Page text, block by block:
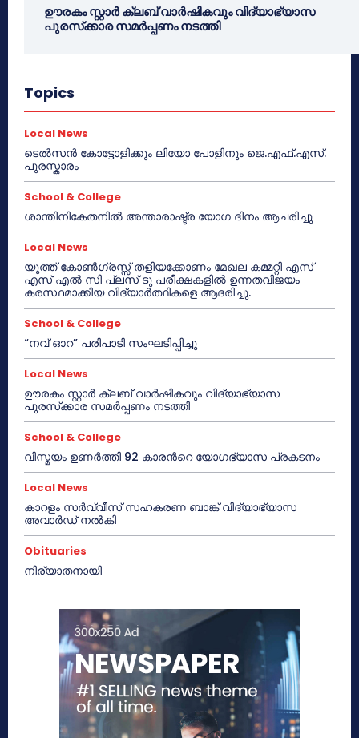
ഊരകം സ്റ്റാർ ക്ലബ് വാർഷികവും വിദ്യാഭ്യാസ
പുരസ്‌ക്കാര സമർപ്പണം നടത്തി
Topics
Local News
ടെൽസൻ കോട്ടോളിക്കും ലിയോ പോളിനും ജെ.എഫ്.എസ്.
പുരസ്കാരം
School & College
ശാന്തിനികേതനിൽ അന്താരാഷ്ട്ര യോഗ ദിനം ആചരിച്ചു
Local News
യൂത്ത് കോൺഗ്രസ്സ് തളിയക്കോണം മേഖല കമ്മറ്റി എസ്
എസ് എൽ സി പ്ലസ് ടു പരീക്ഷകളിൽ ഉന്നതവിജയം
കരസ്ഥമാക്കിയ വിദ്യാർത്ഥികളെ ആദരിച്ചു.
School & College
“നവ് ഓറ” പരിപാടി സംഘടിപ്പിച്ചു
Local News
ഊരകം സ്റ്റാർ ക്ലബ് വാർഷികവും വിദ്യാഭ്യാസ
പുരസ്‌ക്കാര സമർപ്പണം നടത്തി
School & College
വിസ്മയം ഉണർത്തി 92 കാരൻറെ യോഗഭ്യാസ പ്രകടനം
Local News
കാറളം സർവ്വീസ് സഹകരണ ബാങ്ക് വിദ്യാഭ്യാസ
അവാർഡ് നൽകി
Obituaries
നിര്യാതനായി